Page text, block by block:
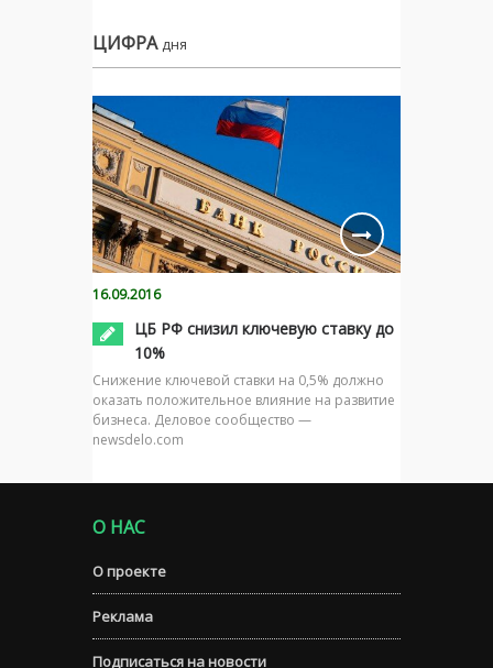
ЦИФРА дня
16.09.2016
ЦБ РФ снизил ключевую ставку до
10%
Снижение ключевой ставки на 0,5% должно
оказать положительное влияние на развитие
бизнеса. Деловое сообщество —
newsdelo.com
О НАС
О проекте
Реклама
Подписаться на новости